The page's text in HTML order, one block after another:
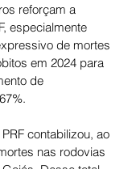
reforçam a
especialmente
de mortes
em 2024 para
de
contabilizou, ao
nas rodovias
Desse total,